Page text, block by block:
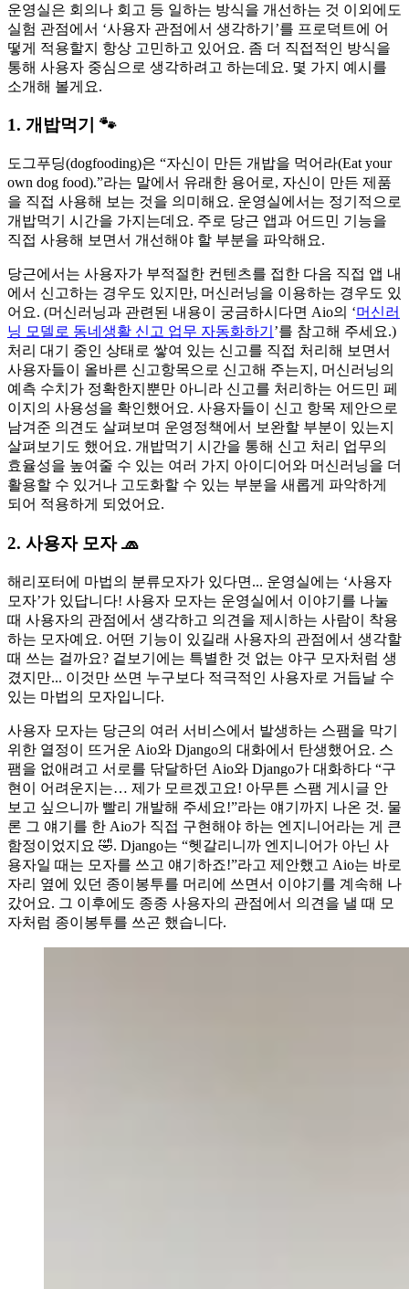
운영실은 회의나 회고 등 일하는 방식을 개선하는 것 이외에도
실험 관점에서 ‘사용자 관점에서 생각하기’를 프로덕트에 어
떻게 적용할지 항상 고민하고 있어요. 좀 더 직접적인 방식을
통해 사용자 중심으로 생각하려고 하는데요. 몇 가지 예시를
소개해 볼게요.
1. 개밥먹기 🐾
도그푸딩(dogfooding)은 “자신이 만든 개밥을 먹어라(Eat your
own dog food).”라는 말에서 유래한 용어로, 자신이 만든 제품
을 직접 사용해 보는 것을 의미해요. 운영실에서는 정기적으로
개밥먹기 시간을 가지는데요. 주로 당근 앱과 어드민 기능을
직접 사용해 보면서 개선해야 할 부분을 파악해요.
당근에서는 사용자가 부적절한 컨텐츠를 접한 다음 직접 앱 내
에서 신고하는 경우도 있지만, 머신러닝을 이용하는 경우도 있
어요. (머신러닝과 관련된 내용이 궁금하시다면 Aio의 ‘머신러
닝 모델로 동네생활 신고 업무 자동화하기 ’를 참고해 주세요.)
처리 대기 중인 상태로 쌓여 있는 신고를 직접 처리해 보면서
사용자들이 올바른 신고항목으로 신고해 주는지, 머신러닝의
예측 수치가 정확한지뿐만 아니라 신고를 처리하는 어드민 페
이지의 사용성을 확인했어요. 사용자들이 신고 항목 제안으로
남겨준 의견도 살펴보며 운영정책에서 보완할 부분이 있는지
살펴보기도 했어요. 개밥먹기 시간을 통해 신고 처리 업무의
효율성을 높여줄 수 있는 여러 가지 아이디어와 머신러닝을 더
활용할 수 있거나 고도화할 수 있는 부분을 새롭게 파악하게
되어 적용하게 되었어요.
2. 사용자 모자 🧢
해리포터에 마법의 분류모자가 있다면... 운영실에는 ‘사용자
모자’가 있답니다! 사용자 모자는 운영실에서 이야기를 나눌
때 사용자의 관점에서 생각하고 의견을 제시하는 사람이 착용
하는 모자예요. 어떤 기능이 있길래 사용자의 관점에서 생각할
때 쓰는 걸까요? 겉보기에는 특별한 것 없는 야구 모자처럼 생
겼지만... 이것만 쓰면 누구보다 적극적인 사용자로 거듭날 수
있는 마법의 모자입니다.
사용자 모자는 당근의 여러 서비스에서 발생하는 스팸을 막기
위한 열정이 뜨거운 Aio와 Django의 대화에서 탄생했어요. 스
팸을 없애려고 서로를 닦달하던 Aio와 Django가 대화하다 “구
현이 어려운지는… 제가 모르겠고요! 아무튼 스팸 게시글 안
보고 싶으니까 빨리 개발해 주세요!”라는 얘기까지 나온 것. 물
론 그 얘기를 한 Aio가 직접 구현해야 하는 엔지니어라는 게 큰
함정이었지요 🤣. Django는 “헷갈리니까 엔지니어가 아닌 사
용자일 때는 모자를 쓰고 얘기하죠!”라고 제안했고 Aio는 바로
자리 옆에 있던 종이봉투를 머리에 쓰면서 이야기를 계속해 나
갔어요. 그 이후에도 종종 사용자의 관점에서 의견을 낼 때 모
자처럼 종이봉투를 쓰곤 했습니다.